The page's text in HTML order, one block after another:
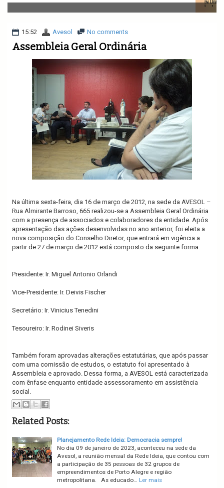
v
i
a
i
o
n
15:52 Avesol No comments
Assembleia Geral Ordinária
Na última sexta-feira, dia 16 de março de 2012, na sede da AVESOL –
Rua Almirante Barroso, 665 realizou-se a Assembleia Geral Ordinária
com a presença de associados e colaboradores da entidade. Após
apresentação das ações desenvolvidas no ano anterior, foi eleita a
nova composição do Conselho Diretor, que entrará em vigência a
partir de 27 de março de 2012 está composto da seguinte forma:
Presidente: Ir. Miguel Antonio Orlandi
Vice-Presidente: Ir. Deivis Fischer
Secretário: Ir. Vinicius Tenedini
Tesoureiro: Ir. Rodinei Siveris
Também foram aprovadas alterações estatutárias, que após passar
com uma comissão de estudos, o estatuto foi apresentado à
Assembleia e aprovado. Dessa forma, a AVESOL está caracterizada
com ênfase enquanto entidade assessoramento em assistência
social.
Related Posts:
Planejamento Rede Ideia: Democracia sempre!
No dia 09 de janeiro de 2023, aconteceu na sede da
Avesol, a reunião mensal da Rede Ideia, que contou com
a participação de 35 pessoas de 32 grupos de
empreendimentos de Porto Alegre e região
metropolitana. As educado… Ler mais